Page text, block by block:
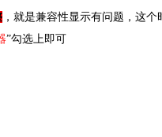
，就是兼容性显示有问题，这
”勾选上即可